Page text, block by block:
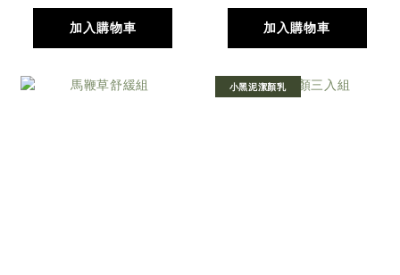
加入購物車 加入購物車
小黑泥潔顏乳